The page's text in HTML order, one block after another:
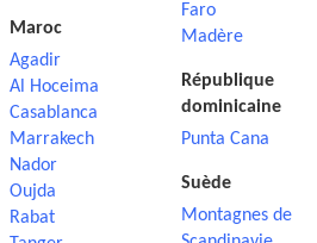
Maroc
Agadir
Al Hoceima
Casablanca
Marrakech
Nador
Oujda
Rabat
Faro
Madère
République
dominicaine
Punta Cana
Suède
Montagnes de